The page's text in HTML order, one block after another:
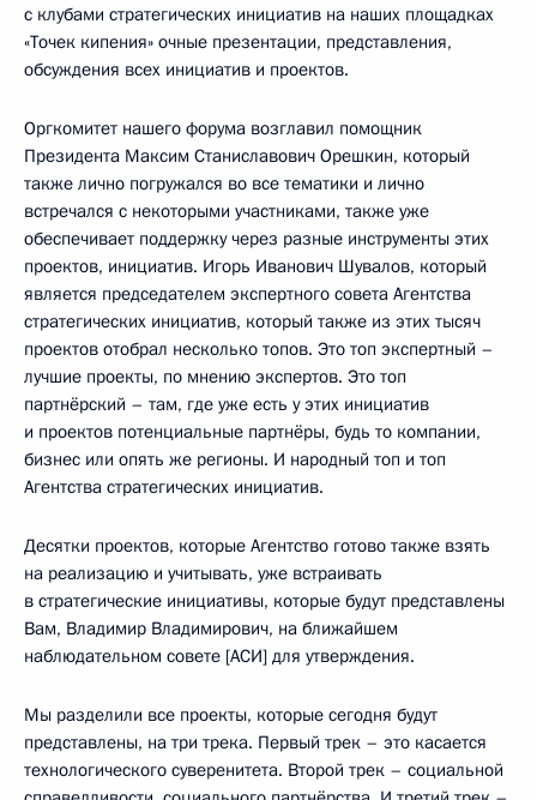
с клубами стратегических инициатив на наших площадках
«Точек кипения» очные презентации, представления,
обсуждения всех инициатив и проектов.
Оргкомитет нашего форума возглавил помощник
Президента Максим Станиславович Орешкин, который
также лично погружался во все тематики и лично
встречался с некоторыми участниками, также уже
обеспечивает поддержку через разные инструменты этих
проектов, инициатив. Игорь Иванович Шувалов, который
является председателем экспертного совета Агентства
стратегических инициатив, который также из этих тысяч
проектов отобрал несколько топов. Это топ экспертный –
лучшие проекты, по мнению экспертов. Это топ
партнёрский – там, где уже есть у этих инициатив
и проектов потенциальные партнёры, будь то компании,
бизнес или опять же регионы. И народный топ и топ
Агентства стратегических инициатив.
Десятки проектов, которые Агентство готово также взять
на реализацию и учитывать, уже встраивать
в стратегические инициативы, которые будут представлены
Вам, Владимир Владимирович, на ближайшем
наблюдательном совете [АСИ] для утверждения.
Мы разделили все проекты, которые сегодня будут
представлены, на три трека. Первый трек – это касается
технологического суверенитета. Второй трек – социальной